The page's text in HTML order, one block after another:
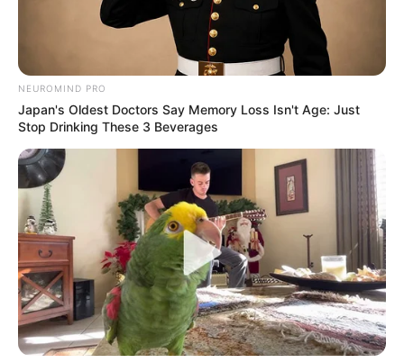
El nombre de la nueva funcionaria es Sindry Camargo
ingeniera civil egresada de la Universidad de Cartagena,
con una maestría en ingeniería civil con énfasis en vías y
NEUROMIND PRO
Japan's Oldest Doctors Say Memory Loss Isn't Age: Just
Stop Drinking These 3 Beverages